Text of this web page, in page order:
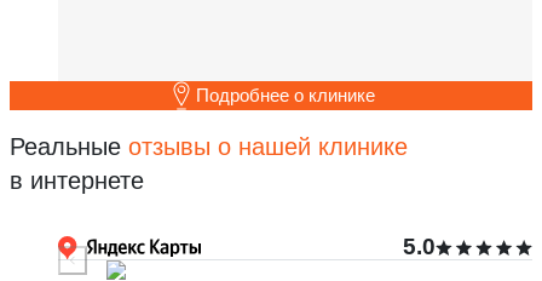
Подробнее о клинике
Реальные отзывы о нашей клинике
в интернете
5.0